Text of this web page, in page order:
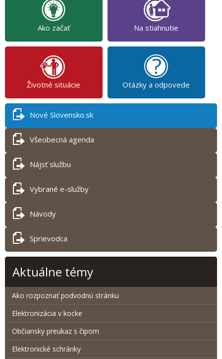
Ako začať Na stiahnutie
Životné situácie Otázky a odpovede
Nové Slovensko.sk
Všeobecná agenda
Nájsť službu
Vybrané e-služby
Návody
Sprievodca
Aktuálne témy
Ako rozpoznať podvodnú stránku
Elektronizácia v kocke
Občiansky preukaz s čipom
Elektronické schránky